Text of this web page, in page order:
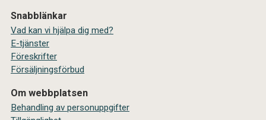
Snabblänkar
Vad kan vi hjälpa dig med?
E-tjänster
Föreskrifter
Försäljningsförbud
Om webbplatsen
Behandling av personuppgifter